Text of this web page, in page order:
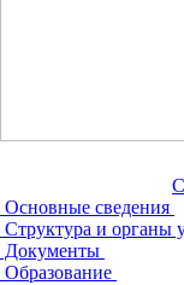
Основные сведения
Структура и органы
Документы
Образование